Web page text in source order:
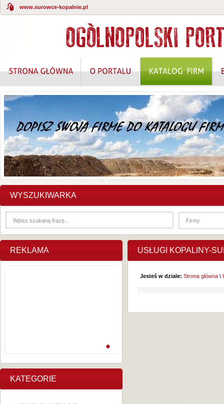
www.surowce-kopalnie.pl
WYSZUKIWARKA
REKLAMA
KATEGORIE
USŁUGI KOPALINY-
Jesteś w dziale: Strona główna \